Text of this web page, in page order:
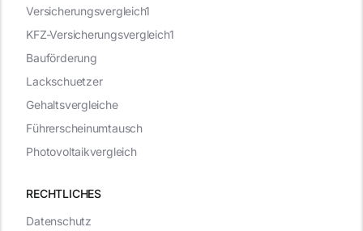
RECHTLICHES
Datenschutz
Versicherungsvergleich1
KFZ-Versicherungsvergleich1
Bauförderung
Lackschuetzer
Gehaltsvergleiche
Führerscheinumtausch
Photovoltaikvergleich